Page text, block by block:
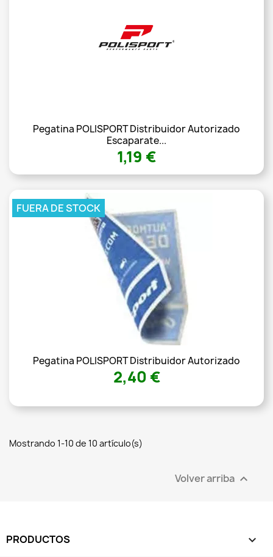
Pegatina POLISPORT Distribuidor Autorizado
Escaparate...
1,19 €
Pegatina POLISPORT Distribuidor Autorizado
2,40 €
FUERA DE STOCK
Mostrando 1-10 de 10 artículo(s)
Volver arriba 
PRODUCTOS 